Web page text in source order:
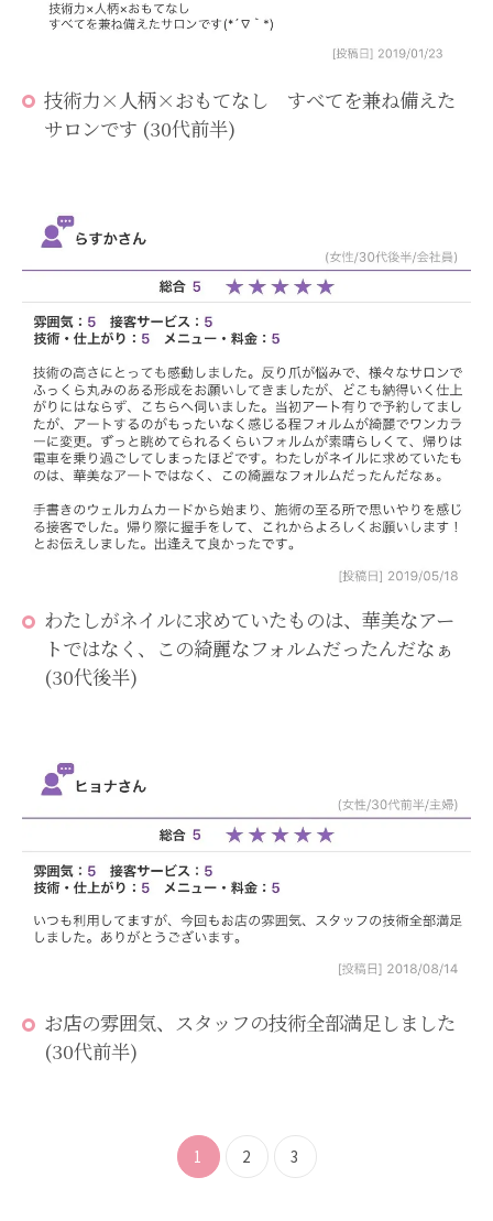
技術力×人柄×おもてなし すべてを兼ね備えた
サロンです (30代前半)
わたしがネイルに求めていたものは、華美なアー
トではなく、この綺麗なフォルムだったんだなぁ
(30代後半)
お店の雰囲気、スタッフの技術全部満足しました
(30代前半)
1 2 3